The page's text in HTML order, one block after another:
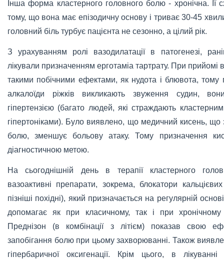
Інша форма кластерного головного болю - хронічна.
тому, що вона має епізодичну основу і триває 30-45
головний біль турбує пацієнта не сезонно, а цілий рік.
З урахуванням ролі вазодилатації в патогенезі,
лікували призначенням ерготаміа тартрату. При прийомі
такими побічними ефектами, як нудота і блювота, тому
алкалоїди ріжків викликають звуження судин,
гіпертензією (багато людей, які страждають
гіпертоніками). Було виявлено, що медичний кисень, що
болю, зменшує больову атаку. Тому призначення
діагностичною метою.
На сьогоднішній день в терапії кластерного
вазоактивні препарати, зокрема, блокатори
пізніші похідні), який призначається на регулярній
допомагає як при класичному, так і при
Преднізон (в комбінації з літієм) показав свою
запобігання болю при цьому захворюванні. Також
гіпербаричної оксигенації. Крім цього, в